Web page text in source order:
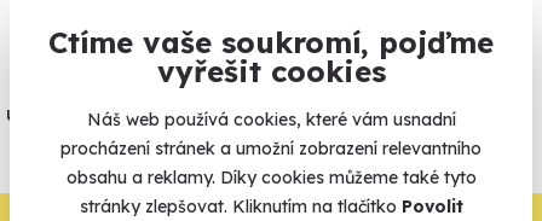
Ctíme vaše soukromí, pojďme
vyřešit cookies
Náš web používá cookies, které vám usnadní
procházení stránek a umožní zobrazení relevantního
obsahu a reklamy. Díky cookies můžeme také tyto
stránky zlepšovat. Kliknutím na tlačítko Povolit
Jeden nikdy neví. Máme nejvyšší
úrazové pojištění z nabídky zážitkových
agentur.
Vše o pojištění